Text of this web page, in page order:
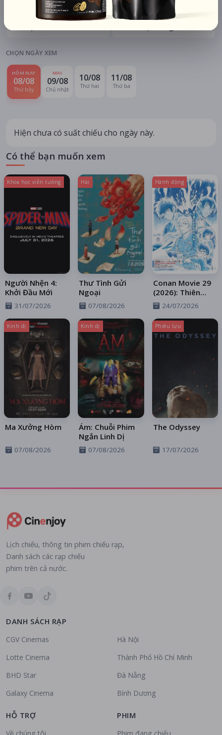
HỆ THỐNG RẠP
CHỌN NGÀY XEM
HÔM NAY
08/08
Thứ bảy
MAI
09/08
Chủ nhật
10/08
Thứ hai
11/08
Thứ ba
Hiện chưa có suất chiếu cho ngày này.
Có thể bạn muốn xem
Khoa học viễn tưởng
Người Nhện 4:
Khởi Đầu Mới
31/07/2026
Hài
Thư Tình Gửi
Ngoại
07/08/2026
Hành động
Conan Movie 29
(2026): Thiên
Thần Sa Ngã
Trên Xa Lộ
24/07/2026
Kinh dị
Ma Xưởng Hòm
07/08/2026
Kinh dị
Ám: Chuỗi Phim
Ngắn Linh Dị
07/08/2026
Phiêu lưu
The Odyssey
17/07/2026
Lịch chiếu, thông tin phim chiếu rạp,
Danh sách các rạp chiếu
phim trên cả nước.
DANH SÁCH RẠP
CGV Cinemas
Lotte Cinema
BHD Star
Galaxy Cinema
Hà Nội
Thành Phố Hồ Chí Minh
Đà Nẵng
Bình Dương
HỖ TRỢ PHIM